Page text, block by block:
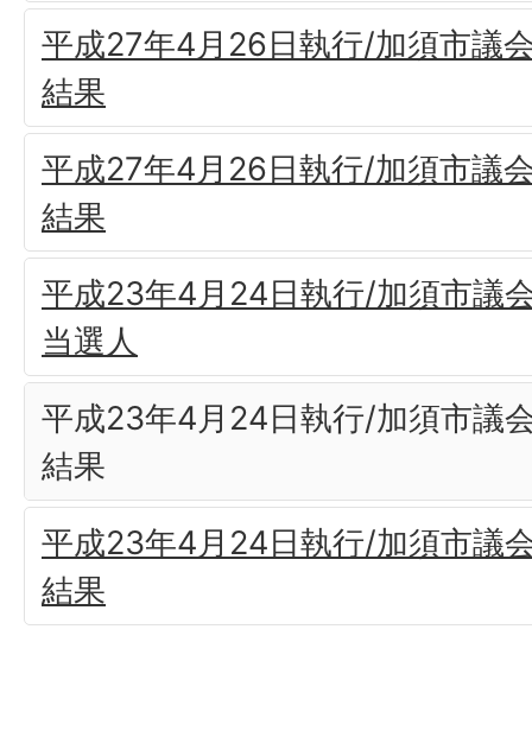
平成27年4月26日執行/加須市議
結果
平成27年4月26日執行/加須市議
結果
平成23年4月24日執行/加須市議
当選人
平成23年4月24日執行/加須市議
結果
平成23年4月24日執行/加須市議
結果